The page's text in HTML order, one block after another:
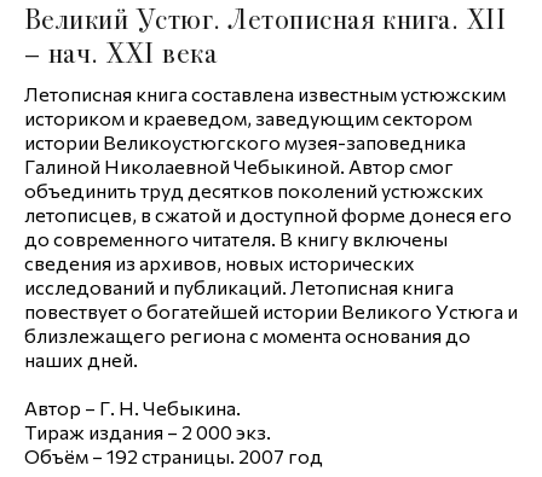
Великий Устюг. Летописная книга. XII
– нач. XXI века
Летописная книга составлена известным устюжским
историком и краеведом, заведующим сектором
истории Великоустюгского музея-заповедника
Галиной Николаевной Чебыкиной. Автор смог
объединить труд десятков поколений устюжских
летописцев, в сжатой и доступной форме донеся его
до современного читателя. В книгу включены
сведения из архивов, новых исторических
исследований и публикаций. Летописная книга
повествует о богатейшей истории Великого Устюга и
близлежащего региона с момента основания до
наших дней.
Автор – Г. Н. Чебыкина.
Тираж издания – 2 000 экз.
Объём – 192 страницы. 2007 год